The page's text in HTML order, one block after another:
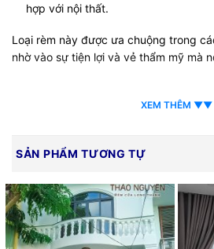
hợp với nội thất.
Loại rèm này được ưa chuộng trong
nhờ vào sự tiện lợi và vẻ thẩm mỹ mà
XEM THÊM ▼▼
SẢN PHẨM TƯƠNG TỰ